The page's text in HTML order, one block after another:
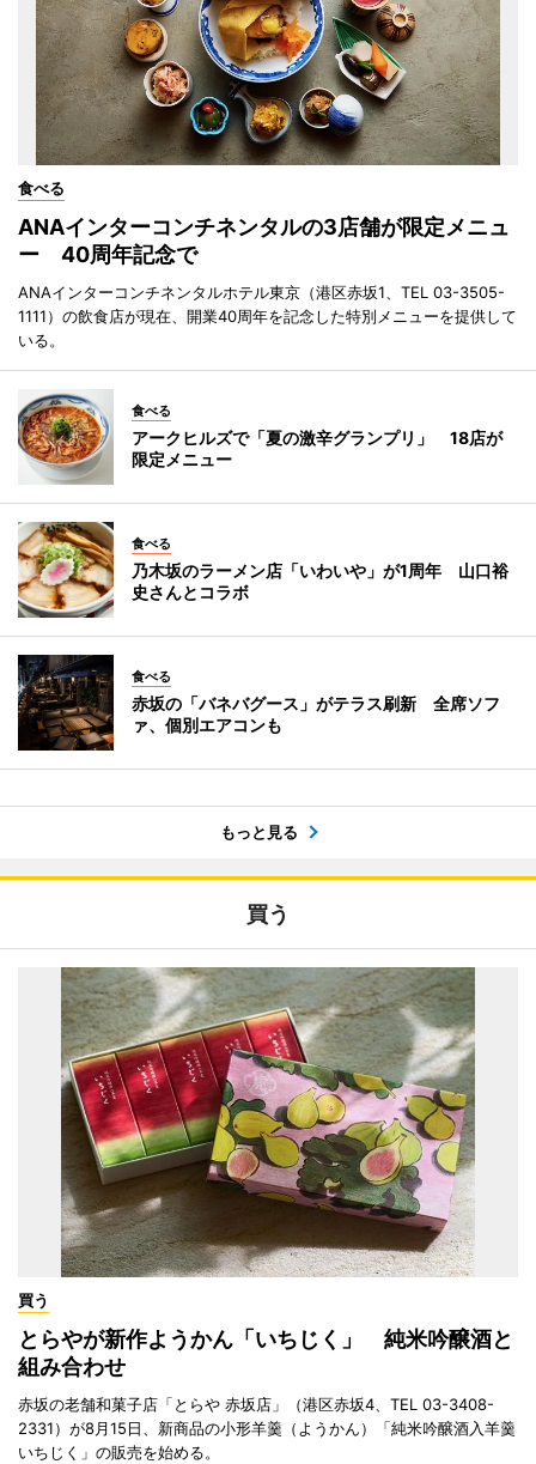
食べる
ANAインターコンチネンタルの3店舗が限定メニュ
ー 40周年記念で
ANAインターコンチネンタルホテル東京（港区赤坂1、TEL 03-3505-
1111）の飲食店が現在、開業40周年を記念した特別メニューを提供して
いる。
食べる
アークヒルズで「夏の激辛グランプリ」 18店が
限定メニュー
食べる
乃木坂のラーメン店「いわいや」が1周年 山口裕
史さんとコラボ
食べる
赤坂の「バネバグース」がテラス刷新 全席ソフ
ァ、個別エアコンも
もっと見る
買う
買う
とらやが新作ようかん「いちじく」 純米吟醸酒と
組み合わせ
赤坂の老舗和菓子店「とらや 赤坂店」（港区赤坂4、TEL 03-3408-
2331）が8月15日、新商品の小形羊羹（ようかん）「純米吟醸酒入羊羹
いちじく」の販売を始める。